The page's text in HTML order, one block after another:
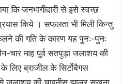
कि जनभागीदारी से इसे स्वच्छ
किये । सफलता भी मिली किन्तु
की गति के कारण यह पुनः-पुनः
चार माह पूर्व सतपुड़ा जलाशय की
लिए ब्राजील के सिर्टोबैगस